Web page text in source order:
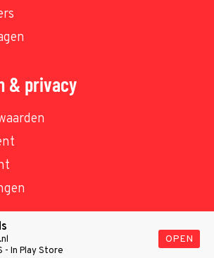
& privacy
- All rights reserved. No text and
- In Play Store
OPEN